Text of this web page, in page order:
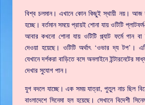
বিশ্ব চলমান। এখানে কোন কিছুই স্থায়ী নয়। আজ
হচ্ছে। বর্তমান সময়ে প্রায়ই শোনা যায় ওটিটি
আবার কখনো শোনা যায় ওটিটি প্ল্যাট ফর্মে গান
দেওয়া হয়েছে। ওটিটি অর্থাৎ ‘ওভার দ্য টপ’।
যেখানে দর্শকরা বাড়িতে বসে অনলাইনে ইন্টারনেটের
দেখার সুযোগ পান।
যুগ বদলে যাচ্ছে। এক সময় যাত্রা, পুতুল নাচ ছিল
বাংলাদেশে সিনেমা হল হয়েছে। সেখানে বিদেশী